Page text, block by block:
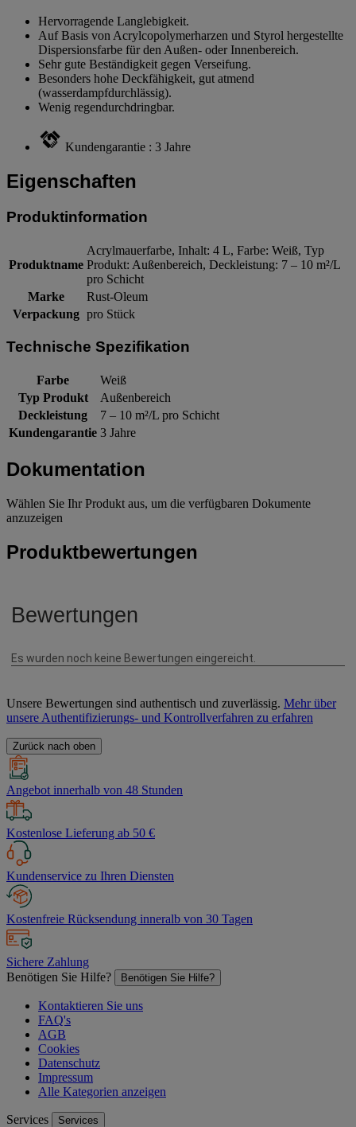
Hervorragende Langlebigkeit.
Auf Basis von Acrylcopolymerharzen und Styrol hergestellte
Dispersionsfarbe für den Außen- oder Innenbereich.
Sehr gute Beständigkeit gegen Verseifung.
Besonders hohe Deckfähigkeit, gut atmend
(wasserdampfdurchlässig).
Wenig regendurchdringbar.
Kundengarantie : 3 Jahre
Eigenschaften
Produktinformation
Produktname
Acrylmauerfarbe, Inhalt: 4 L, Farbe: Weiß, Typ
Produkt: Außenbereich, Deckleistung: 7 – 10 m²/L
pro Schicht
Marke
Rust-Oleum
Verpackung pro Stück
Technische Spezifikation
Farbe
Weiß
Typ Produkt
Außenbereich
Deckleistung
7 – 10 m²/L pro Schicht
Kundengarantie 3 Jahre
Dokumentation
Wählen Sie Ihr Produkt aus, um die verfügbaren Dokumente
anzuzeigen
Produktbewertungen
Unsere Bewertungen sind authentisch und zuverlässig. Mehr über
unsere Authentifizierungs- und Kontrollverfahren zu erfahren
Zurück nach oben
Angebot innerhalb von 48 Stunden
Kostenlose Lieferung ab 50 €
Kundenservice zu Ihren Diensten
Kostenfreie Rücksendung inneralb von 30 Tagen
Sichere Zahlung
Benötigen Sie Hilfe?
Benötigen Sie Hilfe?
Kontaktieren Sie uns
FAQ's
AGB
Cookies
Datenschutz
Impressum
Alle Kategorien anzeigen
Services Services